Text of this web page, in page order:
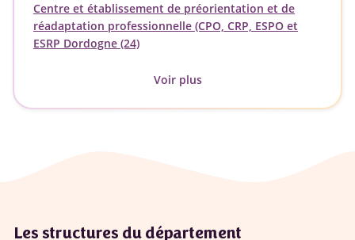
Centre et établissement de préorientation et de
réadaptation professionnelle (CPO, CRP, ESPO et
ESRP Dordogne (24)
Voir plus
Les structures du département